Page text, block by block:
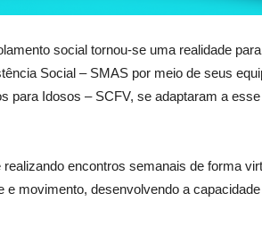
social tornou-se uma realidade
Social – SMAS por meio de seus
Idosos – SCFV, se adaptaram a
encontros semanais de forma
movimento, desenvolvendo a